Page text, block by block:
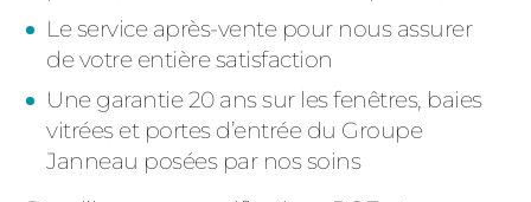
Le service après-vente pour nous assurer
de votre entière satisfaction
Une garantie 20 ans sur les fenêtres, baies
vitrées et portes d’entrée du Groupe
Janneau posées par nos soins